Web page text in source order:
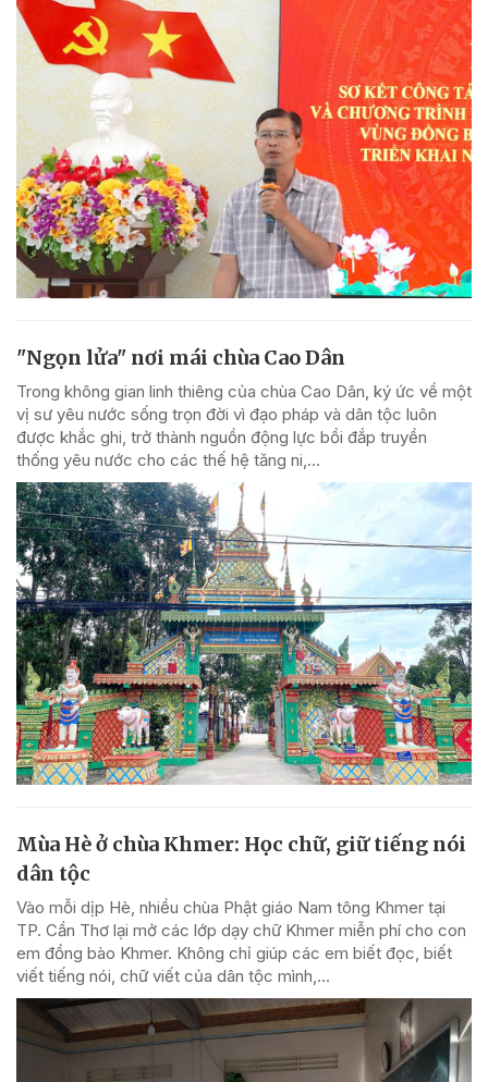
"Ngọn lửa" nơi mái chùa Cao Dân
Trong không gian linh thiêng của chùa Cao Dân, ký ức về một
vị sư yêu nước sống trọn đời vì đạo pháp và dân tộc luôn
được khắc ghi, trở thành nguồn động lực bồi đắp truyền
thống yêu nước cho các thế hệ tăng ni,...
Mùa Hè ở chùa Khmer: Học chữ, giữ tiếng nói
dân tộc
Vào mỗi dịp Hè, nhiều chùa Phật giáo Nam tông Khmer tại
TP. Cần Thơ lại mở các lớp dạy chữ Khmer miễn phí cho con
em đồng bào Khmer. Không chỉ giúp các em biết đọc, biết
viết tiếng nói, chữ viết của dân tộc mình,...